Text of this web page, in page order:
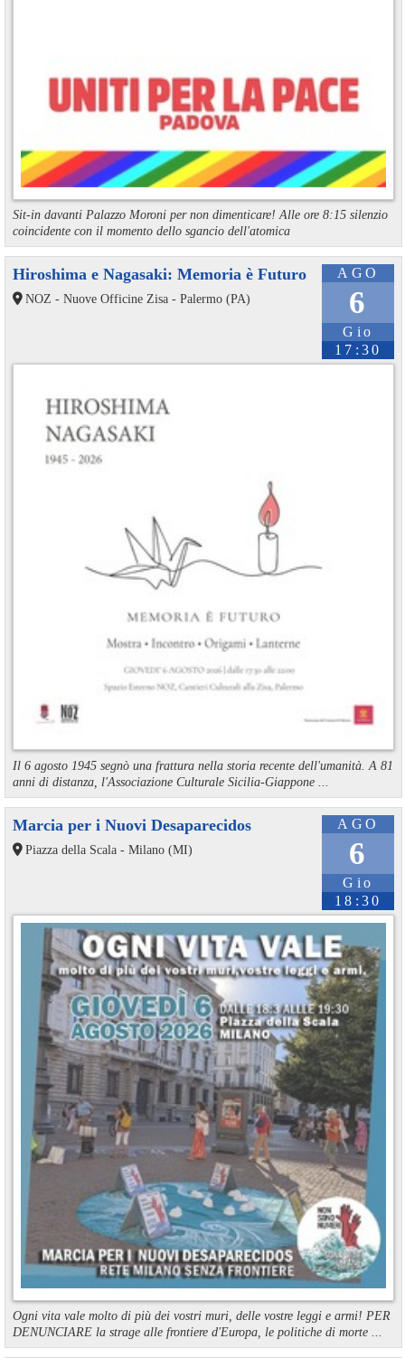
Sit-in davanti Palazzo Moroni per non dimenticare! Alle ore 8:15 silenzio
coincidente con il momento dello sgancio dell'atomica
AGO
6
Gio
17:30
Hiroshima e Nagasaki: Memoria è Futuro
NOZ - Nuove Officine Zisa - Palermo (PA)
Il 6 agosto 1945 segnò una frattura nella storia recente dell'umanità. A 81
anni di distanza, l'Associazione Culturale Sicilia-Giappone ...
AGO
6
Gio
18:30
Marcia per i Nuovi Desaparecidos
Piazza della Scala - Milano (MI)
Ogni vita vale molto di più dei vostri muri, delle vostre leggi e armi! PER
DENUNCIARE la strage alle frontiere d'Europa, le politiche di morte ...